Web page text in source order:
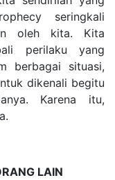
seringkali
oleh kita. Kita
perilaku yang
berbagai situasi,
dikenali begitu
Karena itu,
LAIN